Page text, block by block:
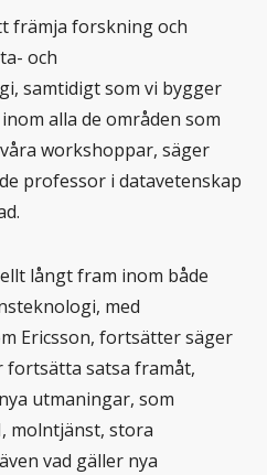
främja forskning och
och
samtidigt som vi bygger
alla de områden som
workshoppar, säger
professor i datavetenskap
långt fram inom både
med
Ericsson, fortsätter säger
fortsätta satsa framåt,
utmaningar, som
molntjänst, stora
vad gäller nya